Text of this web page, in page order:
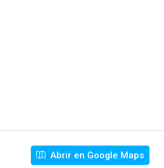
Abrir en Google Maps